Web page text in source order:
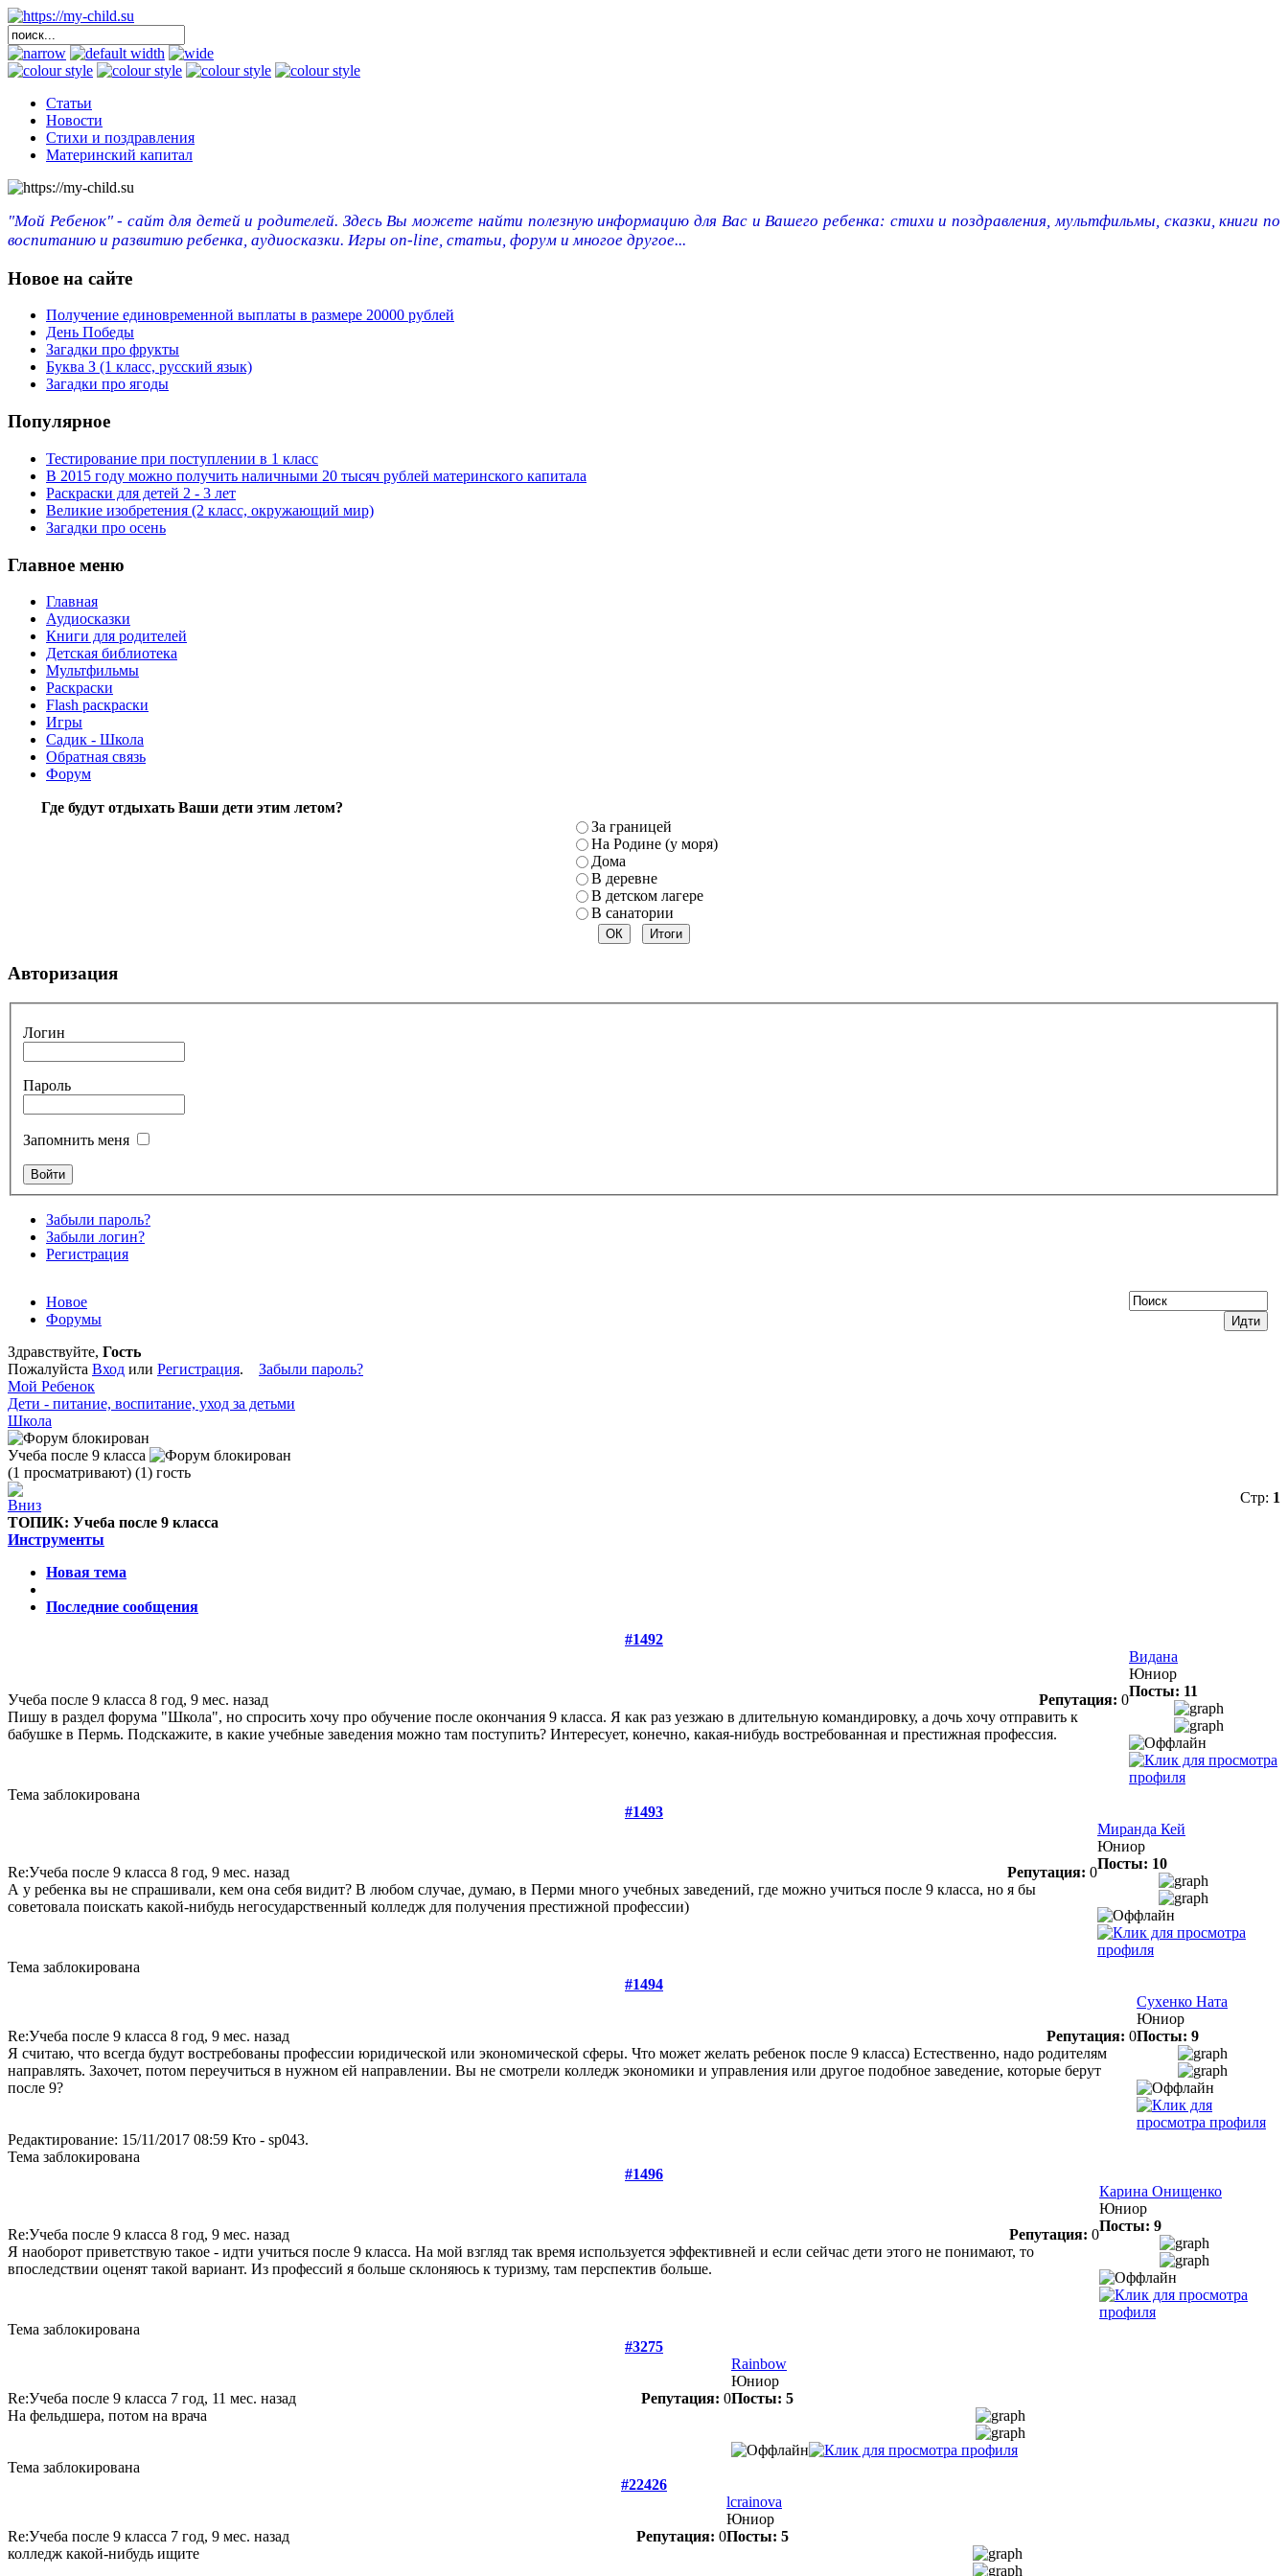
Статьи
Новости
Стихи и поздравления
Материнский капитал
"Мой Ребенок" - сайт для детей и родителей. Здесь Вы можете найти полезную информацию для Вас и Вашего ребенка: стихи и поздравления, мультфильмы, сказки, книги по
воспитанию и развитию ребенка, аудиосказки. Игры on-line, статьи, форум и многое другое...
Новое на сайте
Получение единовременной выплаты в размере 20000 рублей
День Победы
Загадки про фрукты
Буква З (1 класс, русский язык)
Загадки про ягоды
Популярное
Тестирование при поступлении в 1 класс
В 2015 году можно получить наличными 20 тысяч рублей материнского капитала
Раскраски для детей 2 - 3 лет
Великие изобретения (2 класс, окружающий мир)
Загадки про осень
Главное меню
Главная
Аудиосказки
Книги для родителей
Детская библиотека
Мультфильмы
Раскраски
Flash раскраски
Игры
Садик - Школа
Обратная связь
Форум
Где будут отдыхать Ваши дети этим летом?
За границей
На Родине (у моря)
Дома
В деревне
В детском лагере
В санатории
Авторизация
Логин
Пароль
Запомнить меня
Забыли пароль?
Забыли логин?
Регистрация
Новое
Форумы
Здравствуйте, Гость
Пожалуйста Вход или Регистрация. Забыли пароль?
Мой Ребенок
Дети - питание, воспитание, уход за детьми
Школа
Учеба после 9 класса
(1 просматривают) (1) гость
Стр: 1
ТОПИК: Учеба после 9 класса
Инструменты
Новая тема
Последние сообщения
#1492
Учеба после 9 класса 8 год, 9 мес. назад Репутация: 0
Пишу в раздел форума "Школа", но спросить хочу про обучение после окончания 9 класса. Я как раз уезжаю в длительную командировку, а дочь хочу отправить к
бабушке в Пермь. Подскажите, в какие учебные заведения можно там поступить? Интересует, конечно, какая-нибудь востребованная и престижная профессия.
Видана
Юниор
Посты: 11
Тема заблокирована
#1493
Re:Учеба после 9 класса 8 год, 9 мес. назад Репутация: 0
А у ребенка вы не спрашивали, кем она себя видит? В любом случае, думаю, в Перми много учебных заведений, где можно учиться после 9 класса, но я бы
советовала поискать какой-нибудь негосударственный колледж для получения престижной профессии)
Миранда Кей
Юниор
Посты: 10
Тема заблокирована
#1494
Re:Учеба после 9 класса 8 год, 9 мес. назад Репутация: 0
Я считаю, что всегда будут востребованы профессии юридической или экономической сферы. Что может желать ребенок после 9 класса) Естественно, надо родителям
направлять. Захочет, потом переучиться в нужном ей направлении. Вы не смотрели колледж экономики и управления или другое подобное заведение, которые берут
после 9?
Сухенко Ната
Юниор
Посты: 9
Редактирование: 15/11/2017 08:59 Кто - sp043.
Тема заблокирована
#1496
Re:Учеба после 9 класса 8 год, 9 мес. назад Репутация: 0
Я наоборот приветствую такое - идти учиться после 9 класса. На мой взгляд так время используется эффективней и если сейчас дети этого не понимают, то
впоследствии оценят такой вариант. Из профессий я больше склоняюсь к туризму, там перспектив больше.
Карина Онищенко
Юниор
Посты: 9
Тема заблокирована
#3275
Re:Учеба после 9 класса 7 год, 11 мес. назад Репутация: 0
На фельдшера, потом на врача
Rainbow
Юниор
Посты: 5
Тема заблокирована
#22426
Re:Учеба после 9 класса 7 год, 9 мес. назад Репутация: 0
колледж какой-нибудь ищите
lcrainova
Юниор
Посты: 5